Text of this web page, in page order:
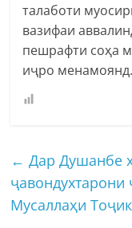
талаботи
вазифаи
пешрафти соҳа
иҷро менамоянд.
← Дар Душанбе
ҷавондухтарони
Мусаллаҳи